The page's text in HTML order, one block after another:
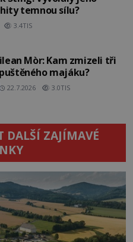
temnou sílu?
3.4TIS
Mòr: Kam zmizeli tři
majáku?
22.7.2026 3.0TIS
DALŠÍ ZAJÍMAVÉ